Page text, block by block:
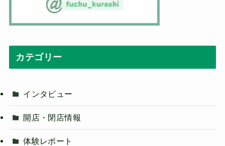
カテゴリー
インタビュー
開店・閉店情報
体験レポート